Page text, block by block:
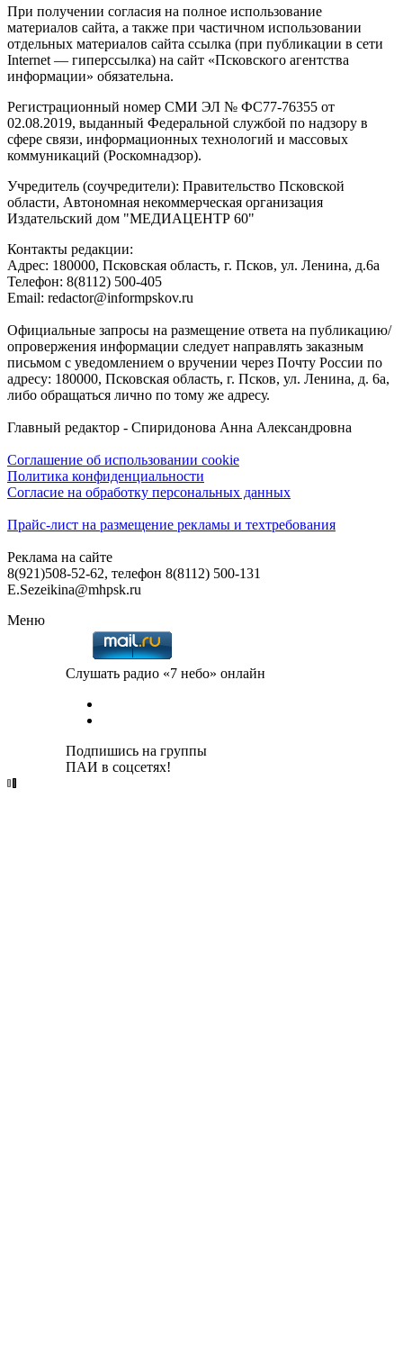
При получении согласия на полное использование
материалов сайта, а также при частичном использовании
отдельных материалов сайта ссылка (при публикации в сети
Internet — гиперссылка) на сайт «Псковского агентства
информации» обязательна.
Регистрационный номер СМИ ЭЛ № ФС77-76355 от
02.08.2019, выданный Федеральной службой по надзору в
сфере связи, информационных технологий и массовых
коммуникаций (Роскомнадзор).
Учредитель (соучредители): Правительство Псковской
области, Автономная некоммерческая организация
Издательский дом "МЕДИАЦЕНТР 60"
Контакты редакции:
Адреc: 180000, Псковская область, г. Псков, ул. Ленина, д.6а
Телефон: 8(8112) 500-405
Email: redactor@informpskov.ru
Официальные запросы на размещение ответа на публикацию/
опровержения информации следует направлять заказным
письмом с уведомлением о вручении через Почту России по
адресу: 180000, Псковская область, г. Псков, ул. Ленина, д. 6а,
либо обращаться лично по тому же адресу.
Главный редактор - Спиридонова Анна Александровна
Соглашение об использовании cookie
Политика конфиденциальности
Согласие на обработку персональных данных
Прайс-лист на размещение рекламы и техтребования
Реклама на сайте
8(921)508-52-62, телефон 8(8112) 500-131
E.Sezeikina@mhpsk.ru
Меню
Слушать радио «7 небо» онлайн
Подпишись на группы
ПАИ в соцсетях!